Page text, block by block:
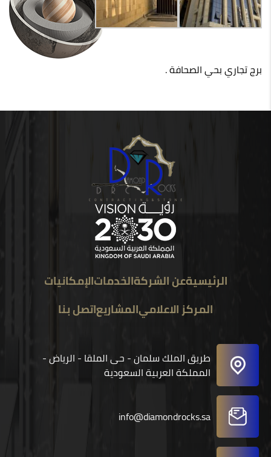
برج تجاري بحي الصحافة .
الرئيسيةعن الشركةالخدماتالإمكانيات
المركز الاعلاميالمشاريعاتصل بنا
طريق الملك سلمان - حى الملقا - الرياض -
المملكة العربية السعودية
info@diamondrocks.sa